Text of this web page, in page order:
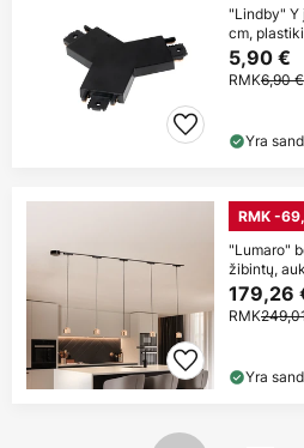
"Lindby" Y
cm,
5,90 €
RMK6,90 €
Yra
RMK -
"Lumaro"
žibintų,
179,26
RMK
Yra